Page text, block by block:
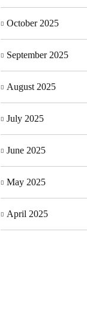
October 2025
September 2025
August 2025
July 2025
June 2025
May 2025
April 2025